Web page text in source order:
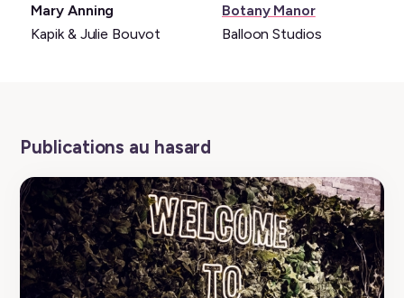
Livre:
Mary Anning
Kapik & Julie Bouvot
Jeu
vidéo:
Botany Manor
Balloon Studios
Publications au hasard